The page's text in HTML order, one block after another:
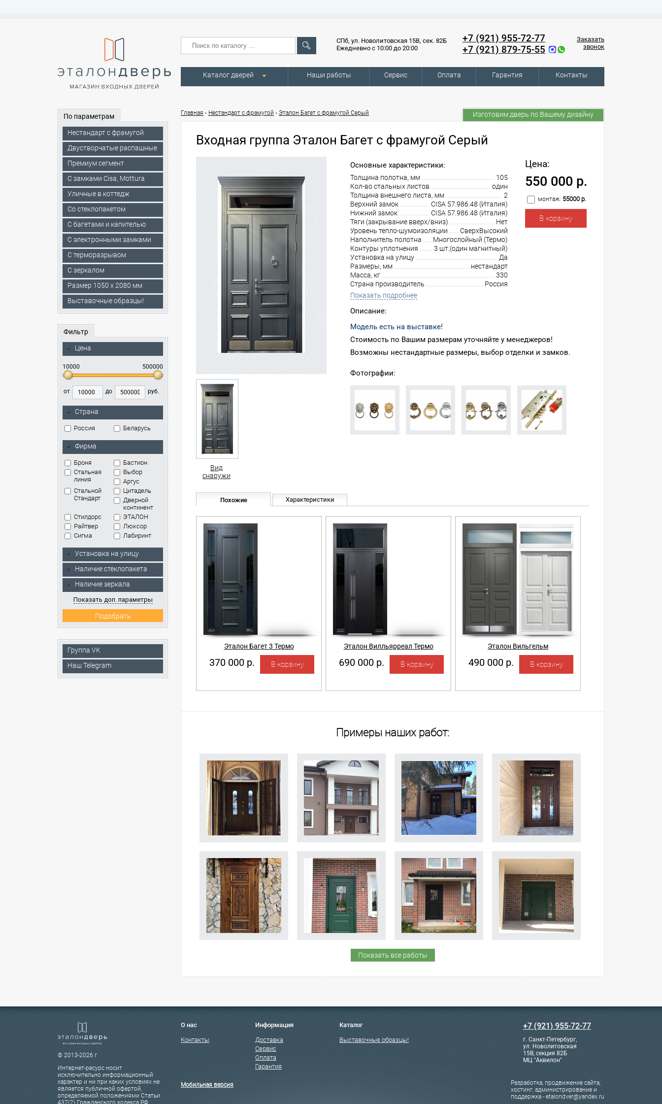
СПб, ул. Новолитовская 15В, сек. 82Б
Ежедневно с 10:00 до 20:00
+7 (921) 955-72-77
+7 (921) 879-75-55
Заказать
звонок
Каталог дверей Наши работы Сервис Оплата Гарантия Контакты
По параметрам
Нестандарт с фрамугой
Двустворчатые распашные
Премиум сегмент
C замками Cisa, Mottura
Уличные в коттедж
Со стеклопакетом
С багетами и капителью
C электронными замками
С терморазрывом
С зеркалом
Размер 1050 х 2080 мм
Выставочные образцы!
Фильтр
Цена
10000 500000
от до руб.
Страна
Россия Беларусь
Фирма
Броня
Бастион
Стальная
линия
Выбор
Аргус
Стальной
Стандарт
Цитадель
Дверной
континент
Стилдорс
ЭТАЛОН
Райтвер
Люксор
Сигма
Лабиринт
Установка на улицу
Наличие стеклопакета
Наличие зеркала
Показать доп. параметры
Группа VK
Наш Telegram
Главная - Нестандарт с фрамугой - Эталон Багет с фрамугой Серый Изготовим дверь по Вашему дизайну
Входная группа Эталон Багет с фрамугой Серый
Вид
снаружи
Основные характеристики:
Толщина полотна, мм
105
Кол-во стальных листов
один
Толщина внешнего листа, мм
2
Верхний замок
CISA 57.986.48 (Италия)
Нижний замок
CISA 57.986.48 (Италия)
Тяги (закрывание вверх/вниз)
Нет
Уровень тепло-шумоизоляции
СверхВысокий
Наполнитель полотна
Многослойный (Термо)
Контуры уплотнения
3 шт.(один магнитный)
Установка на улицу
Да
Размеры, мм
нестандарт
Масса, кг
330
Страна производитель
Россия
Показать подробнее
Цена:
550 000 р.
монтаж: 55000 р.
Описание:
Модель есть на выставке!
Стоимость по Вашим размерам уточняйте у менеджеров!
Возможны нестандартные размеры, выбор отделки и замков.
Фотографии:
Похожие Характеристики
Эталон Багет 3 Термо
370 000 р.
Эталон Вилльярреал Термо
690 000 р.
Эталон Вильгельм
490 000 р.
Примеры наших работ:
Показать все работы
© 2013-2026 г
Интернет-ресурс носит
исключительно информационный
характер и ни при каких условиях не
является публичной офертой,
определяемой положениями Статьи
437(2) Гражданского кодекса РФ.
О нас
Контакты
Информация
Доставка
Сервис
Оплата
Гарантия
Каталог
Выставочные образцы!
Мобильная версия
+7 (921) 955-72-77
г. Санкт-Петербург,
ул. Новолитовская
15В, секция 82Б
МЦ "Аквилон"
Разработка, продвижение сайта,
хостинг, администрирование и
поддержка - etalondver@yandex.ru